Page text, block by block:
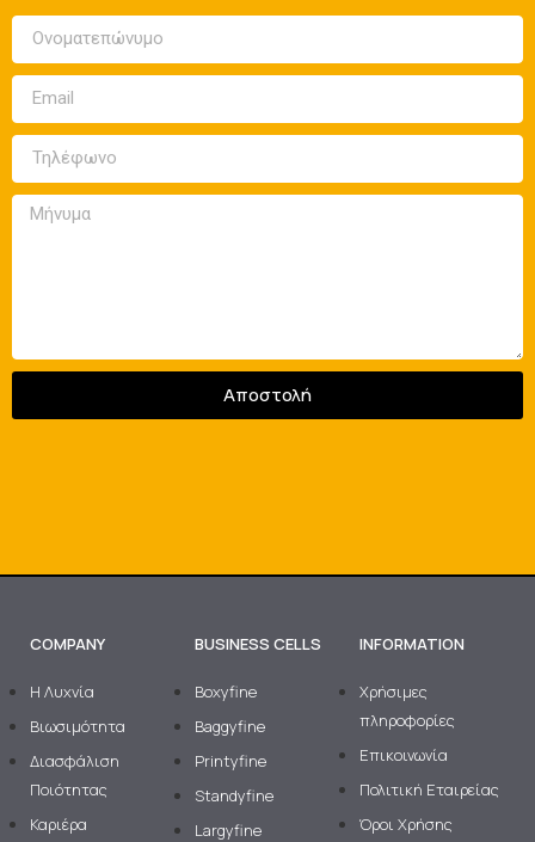
Αποστολή
COMPANY
H Λυχνία
Βιωσιμότητα
Διασφάλιση
Ποιότητας
Καριέρα
BUSINESS CELLS
Boxyfine
Baggyfine
Printyfine
Standyfine
Largyfine
INFORMATION
Χρήσιμες
πληροφορίες
Επικοινωνία
Πολιτική Εταιρείας
Όροι Χρήσης